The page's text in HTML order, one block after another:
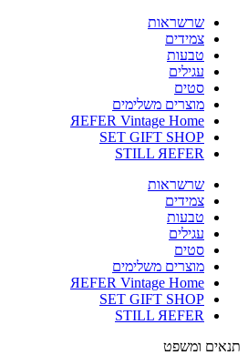
שרשראות
צמידים
טבעות
עגילים
סטים
מוצרים משלימים
ЯEFER Vintage Home
SET GIFT SHOP
STILL ЯEFER
שרשראות
צמידים
טבעות
עגילים
סטים
מוצרים משלימים
ЯEFER Vintage Home
SET GIFT SHOP
STILL ЯEFER
תנאים ומשפט